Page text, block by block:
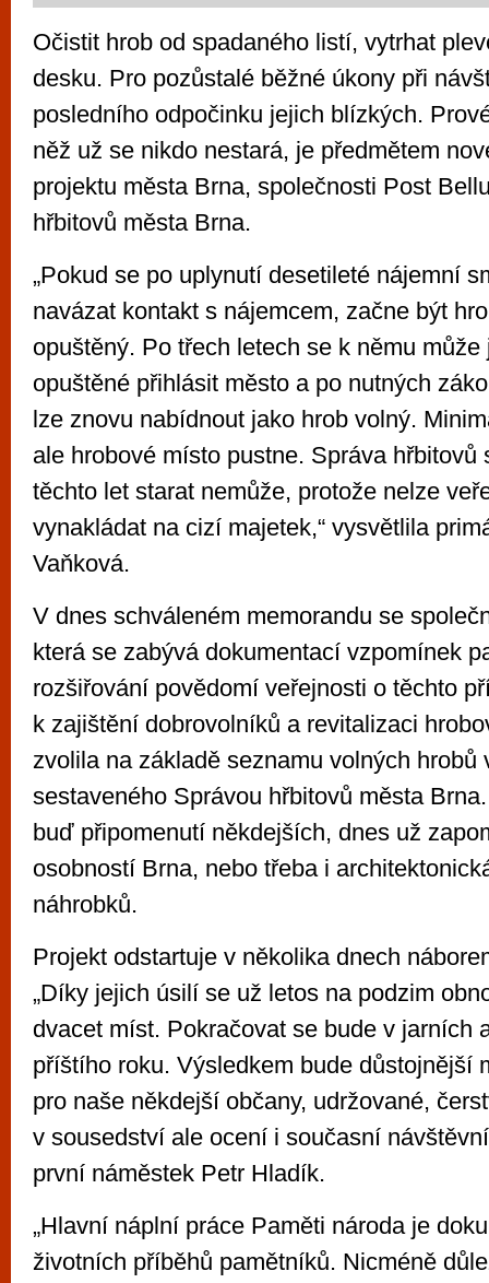
Očistit hrob od spadaného listí, vytrhat
desku. Pro pozůstalé běžné úkony při
posledního odpočinku jejich blízkých.
něž už se nikdo nestará, je předmětem
projektu města Brna, společnosti Post
hřbitovů města Brna.
„Pokud se po uplynutí desetileté nájemní
navázat kontakt s nájemcem, začne být
opuštěný. Po třech letech se k němu může
opuštěné přihlásit město a po nutných
lze znovu nabídnout jako hrob volný.
ale hrobové místo pustne. Správa hřbitovů
těchto let starat nemůže, protože nelze
vynakládat na cizí majetek,“ vysvětlila
Vaňková.
V dnes schváleném memorandu se
která se zabývá dokumentací vzpomínek
rozšiřování povědomí veřejnosti o těchto
k zajištění dobrovolníků a revitalizaci
zvolila na základě seznamu volných hrobů
sestaveného Správou hřbitovů města
buď připomenutí někdejších, dnes už
osobností Brna, nebo třeba i
náhrobků.
Projekt odstartuje v několika dnech
„Díky jejich úsilí se už letos na podzim
dvacet míst. Pokračovat se bude v jarních
příštího roku. Výsledkem bude důstojnější
pro naše někdejší občany, udržované,
v sousedství ale ocení i současní
první náměstek Petr Hladík.
„Hlavní náplní práce Paměti národa je
životních příběhů pamětníků. Nicméně